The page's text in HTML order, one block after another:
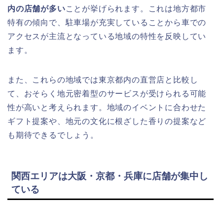
内の店舗が多いことが挙げられます。これは地方都市
特有の傾向で、駐車場が充実していることから車での
アクセスが主流となっている地域の特性を反映してい
ます。
また、これらの地域では東京都内の直営店と比較し
て、おそらく地元密着型のサービスが受けられる可能
性が高いと考えられます。地域のイベントに合わせた
ギフト提案や、地元の文化に根ざした香りの提案など
も期待できるでしょう。
関西エリアは大阪・京都・兵庫に店舗が集中し
ている